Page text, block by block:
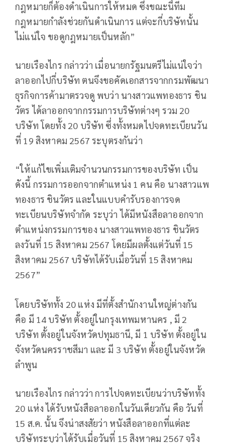
กฎหมายก็ต้องดำเนินการให้หมด ซึ่งขณะนี้ทีม
กฎหมายกำลังช่วยกันดำเนินการ แต่จะกี่บริษัทนั้น
ไม่แน่ใจ ขอดูกฎหมายเป็นหลัก”
นายเรืองไกร กล่าวว่า เมื่อนายกรัฐมนตรีไม่แน่ใจว่า
ลาออกไปกี่บริษัท ตนจึงขอคัดเอกสารจากกรมพัฒนา
ธุรกิจการค้ามาตรวจดู พบว่า นางสาวแพทองธาร ชิน
วัตร ได้ลาออกจากกรรมการบริษัทต่างๆ รวม 20
บริษัท โดยทั้ง 20 บริษัท ซึ่งทั้งหมดไปจดทะเบียนวัน
ที่ 19 สิงหาคม 2567 ระบุตรงกันว่า
“ให้แก้ไขเพิ่มเติมจำนวนกรรมการของบริษัท เป็น
ดังนี้ กรรมการออกจากตำแหน่ง 1 คน คือ นางสาวแพ
ทองธาร ชินวัตร และในแบบคำรับรองการจด
ทะเบียนบริษัทจำกัด ระบุว่า ได้มีหนังสือลาออกจาก
ตำแหน่งกรรมการของ นางสาวแพทองธาร ชินวัตร
ลงวันที่ 15 สิงหาคม 2567 โดยมีผลตั้งแต่วันที่ 15
สิงหาคม 2567 บริษัทได้รับเมื่อวันที่ 15 สิงหาคม
2567”
โดยบริษัททั้ง 20 แห่ง มีที่ตั้งสำนักงานใหญ่ต่างกัน
คือ มี 14 บริษัท ตั้งอยู่ในกรุงเทพมหานคร , มี 2
บริษัท ตั้งอยู่ในจังหวัดปทุมธานี, มี 1 บริษัท ตั้งอยู่ใน
จังหวัดนครราชสีมา และ มี 3 บริษัท ตั้งอยู่ในจังหวัด
ลำพูน
นายเรืองไกร กล่าวว่า การไปจดทะเบียนว่าบริษัททั้ง
20 แห่ง ได้รับหนังสือลาออกในวันเดียวกัน คือ วันที่
15 ส.ค. นั้น จึงน่าสงสัยว่า หนังสือลาออกที่แต่ละ
บริษัทระบุว่าได้รับเมื่อวันที่ 15 สิงหาคม 2567 จริง